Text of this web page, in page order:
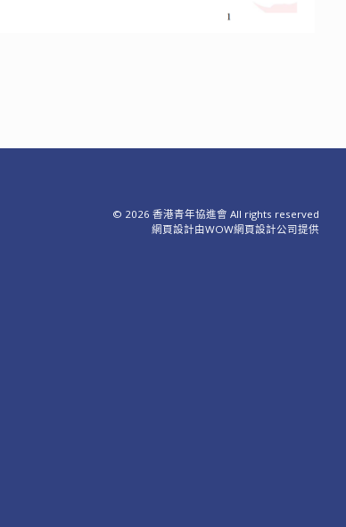
© 2026 香港青年協進會 All rights reserved
網頁設計由WOW網頁設計公司提供